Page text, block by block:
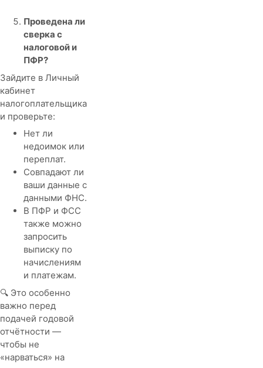
Проведена ли
сверка с
налоговой и
ПФР?
Зайдите в Личный
кабинет
налогоплательщика
и проверьте:
Нет ли
недоимок или
переплат.
Совпадают ли
ваши данные с
данными ФНС.
В ПФР и ФСС
также можно
запросить
выписку по
начислениям
и платежам.
🔍 Это особенно
важно перед
подачей годовой
отчётности —
чтобы не
«нарваться» на